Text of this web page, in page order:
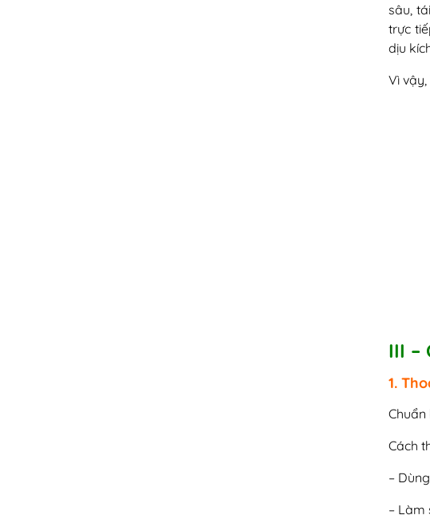
sâu,
trực
dịu
Vì
III –
1.
Chuẩn
Cách
–
– Làm